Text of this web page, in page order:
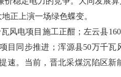
正上演一场绿色蝶变。
风电项目施工正酣；左云县
目同步推进；浑源县50万千
速。当前，晋北采煤沉陷区